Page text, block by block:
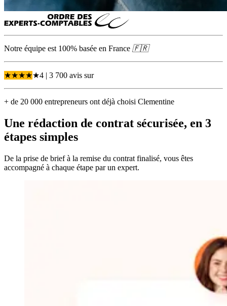
Notre équipe est 100% basée en France 🇫🇷
★★★★★4 | 3 700 avis sur
+ de 20 000 entrepreneurs ont déjà choisi Clementine
Une rédaction de contrat sécurisée, en 3
étapes simples
De la prise de brief à la remise du contrat finalisé, vous êtes
accompagné à chaque étape par un expert.